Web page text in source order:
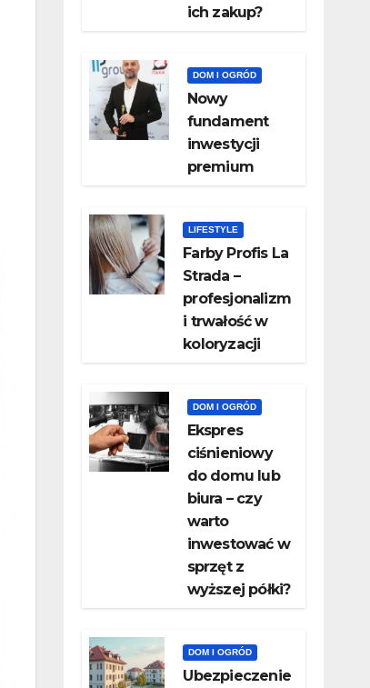
ich zakup?
DOM I OGRÓD
Nowy
fundament
inwestycji
premium
LIFESTYLE
Farby Profis La
Strada –
profesjonalizm
i trwałość w
koloryzacji
DOM I OGRÓD
​Ekspres
ciśnieniowy
do domu lub
biura – czy
warto
inwestować w
sprzęt z
wyższej półki?
DOM I OGRÓD
Ubezpieczenie